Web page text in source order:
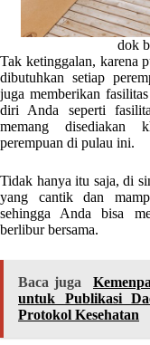
dok
Tak ketinggalan, karena
dibutuhkan setiap
juga memberikan
diri Anda seperti
memang disediakan
perempuan di pulau ini.
Tidak hanya itu saja, di
yang cantik dan
sehingga Anda bisa
berlibur bersama.
Baca juga
untuk Publikasi
Protokol Kesehatan